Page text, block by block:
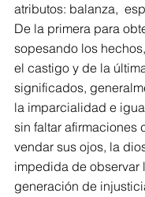
atributos: balanza,
De la primera para
sopesando los
el castigo y de la
significados,
la imparcialidad e
sin faltar afirmaciones
vendar sus ojos, la
impedida de observar
generación de